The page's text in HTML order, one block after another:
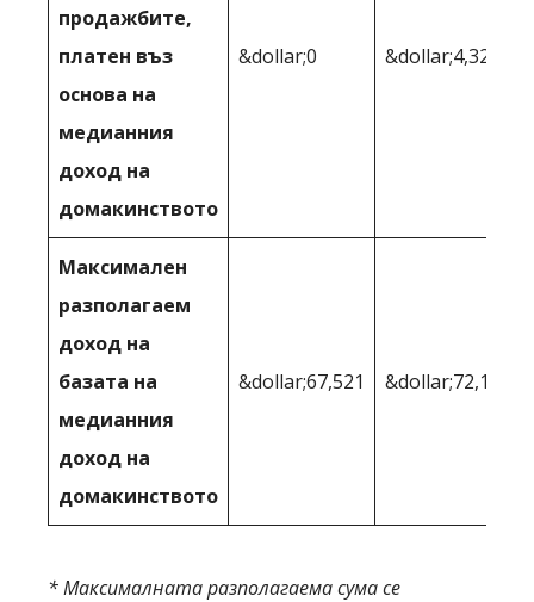
продажбите,
платен въз
основа на
медианния
доход на
домакинството
&dollar;0 &dollar;4,328
Максимален
разполагаем
доход на
базата на
медианния
доход на
домакинството
&dollar;67,521 &dollar;72,135
* Максималната разполагаема сума се